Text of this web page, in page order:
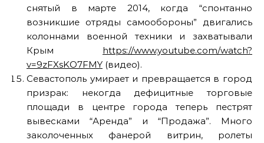
снятый в марте 2014, когда “спонтанно
возникшие отряды самообороны” двигались
колоннами военной техники и захватывали
Крым https://www.youtube.com/watch?
v=9zFXsKO7FMY (видео).
Севастополь умирает и превращается в город
призрак: некогда дефицитные торговые
площади в центре города теперь пестрят
вывесками “Аренда” и “Продажа”. Много
заколоченных фанерой витрин, ролеты